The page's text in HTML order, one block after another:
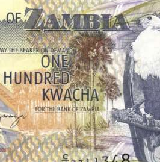
Siehier.